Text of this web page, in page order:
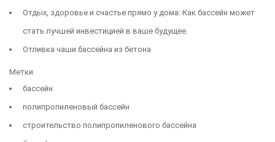
Отдых, здоровье и счастье прямо у дома: Как бассейн может
стать лучшей инвестицией в ваше будущее.
Отливка чаши бассейна из бетона
Метки
бассейн
полипропиленовый бассейн
строительство полипропиленового бассейна